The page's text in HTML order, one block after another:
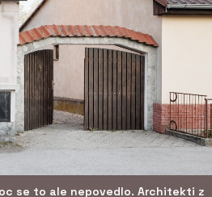
se to ale nepovedlo. Architekti z